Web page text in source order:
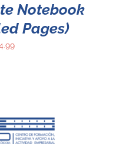
Notebook
Pages)